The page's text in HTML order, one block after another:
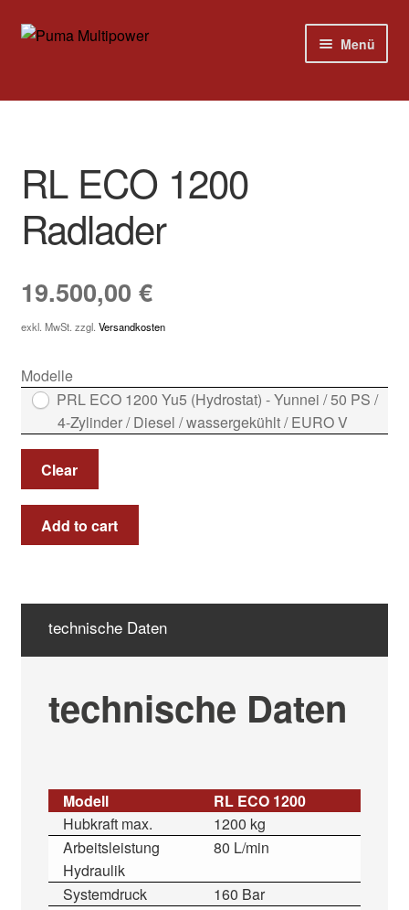
Zur
Zum
Menü
Home
Versandkosten
Kontakt
Impressum
RL ECO 1200
Radlader
19.500,00 €
exkl. MwSt. zzgl. Versandkosten
Modelle
PRL ECO 1200 Yu5 (Hydrostat) - Yunnei / 50 PS /
4-Zylinder / Diesel / wassergekühlt / EURO V
Clear
Add to cart
technische Daten
technische Daten
Modell
RL ECO 1200
Hubkraft max.
1200 kg
Arbeitsleistung
Hydraulik
80 L/min
Systemdruck
160 Bar